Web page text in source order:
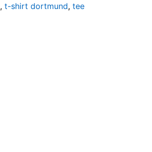
, t-shirt dortmund, tee